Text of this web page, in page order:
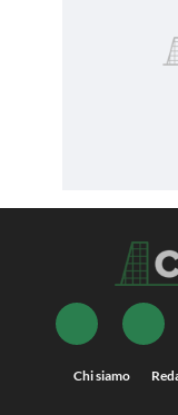
Chi siamo